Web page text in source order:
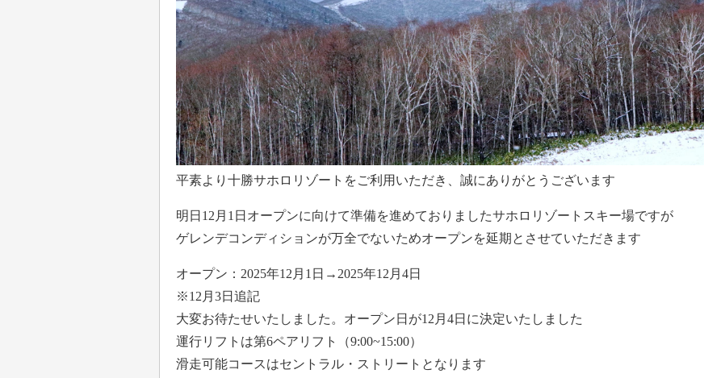
平素より十勝サホロリゾートをご利用いただき、誠にありがとうございます
明日12月1日オープンに向けて準備を進めておりましたサホロリゾートスキー場ですが
ゲレンデコンディションが万全でないためオープンを延期とさせていただきます
オープン：2025年12月1日→2025年12月4日
※12月3日追記
大変お待たせいたしました。オープン日が12月4日に決定いたしました
運行リフトは第6ペアリフト（9:00~15:00）
滑走可能コースはセントラル・ストリートとなります